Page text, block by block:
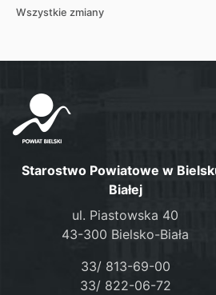
Wszystkie zmiany
Starostwo Powiatowe w
Białej
ul. Piastowska 40
43-300 Bielsko-Biała
33/ 813-69-00
33/ 822-06-72